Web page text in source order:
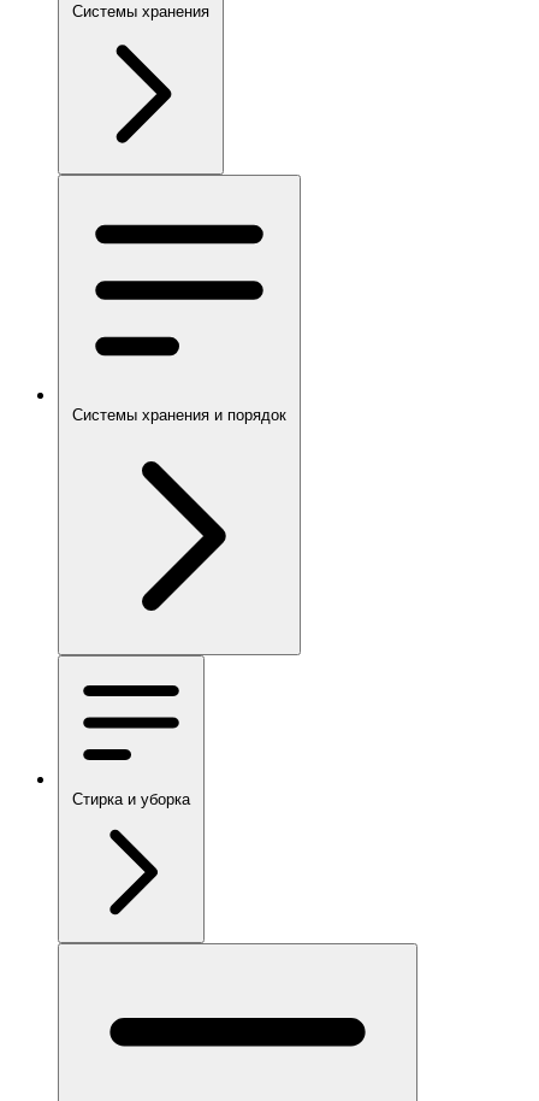
Системы хранения
Системы хранения и порядок
Стирка и уборка